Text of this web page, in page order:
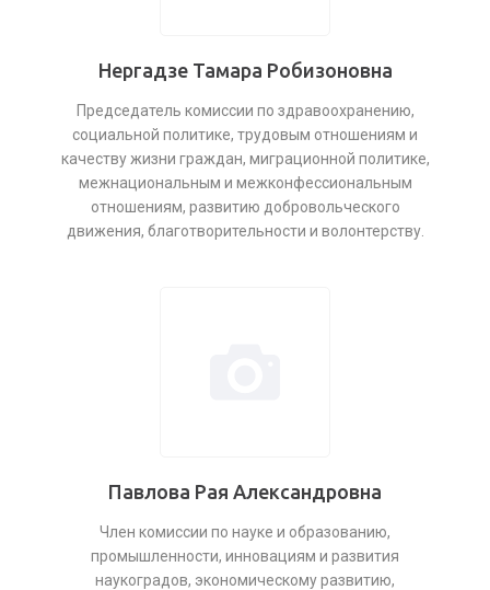
Нергадзе Тамара Робизоновна
Председатель комиссии по здравоохранению,
социальной политике, трудовым отношениям и
качеству жизни граждан, миграционной политике,
межнациональным и межконфессиональным
отношениям, развитию добровольческого
движения, благотворительности и волонтерству.
Павлова Рая Александровна
Член комиссии по науке и образованию,
промышленности, инновациям и развития
наукоградов, экономическому развитию,